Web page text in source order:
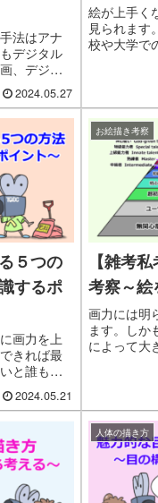
法はアナ
デジタル
、デジタ
メリット
2024.05.27
絵が上手く
見られます
校や大学で
５つの
するポ
画力を上
きれば最
と誰もが
ます。
2024.05.21
お絵描き考察
【雑考
考察～絵
画力には明
ます。しか
によって大
人体の描き方